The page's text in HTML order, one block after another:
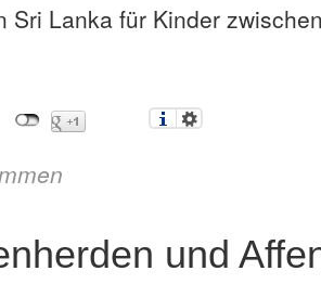
Sri Lanka für Kinder
und